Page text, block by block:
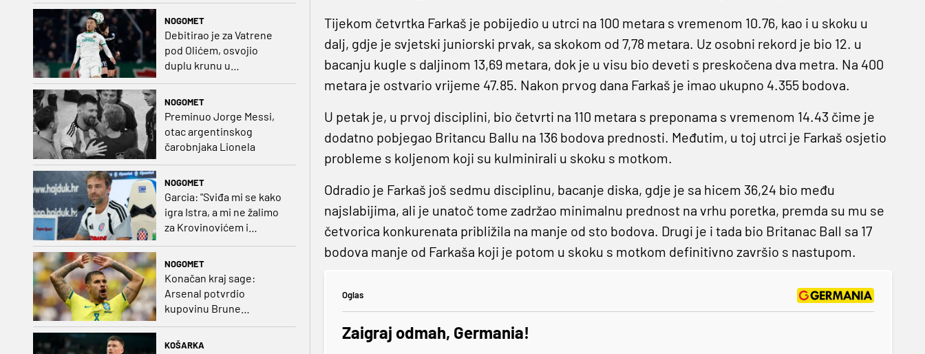
prvo kolo
NOGOMET
Debitirao je za Vatrene
pod Olićem, osvojio
duplu krunu u
Rumunjskoj pa preselio
NOGOMET
Preminuo Jorge Messi,
otac argentinskog
čarobnjaka Lionela
NOGOMET
Garcia: "Sviđa mi se kako
igra Istra, a mi ne žalimo
za Krovinovićem i
NOGOMET
Konačan kraj sage:
Arsenal potvrdio
kupovinu Brune
Guimaraesa
KOŠARKA
Tijekom četvrtka Farkaš je pobijedio u utrci na 100 metara s vremenom 10.76, kao i u skoku u
dalj, gdje je svjetski juniorski prvak, sa skokom od 7,78 metara. Uz osobni rekord je bio 12. u
bacanju kugle s daljinom 13,69 metara, dok je u visu bio deveti s preskočena dva metra. Na 400
metara je ostvario vrijeme 47.85. Nakon prvog dana Farkaš je imao ukupno 4.355 bodova.
U petak je, u prvoj disciplini, bio četvrti na 110 metara s preponama s vremenom 14.43 čime je
dodatno pobjegao Britancu Ballu na 136 bodova prednosti. Međutim, u toj utrci je Farkaš osjetio
probleme s koljenom koji su kulminirali u skoku s motkom.
Odradio je Farkaš još sedmu disciplinu, bacanje diska, gdje je sa hicem 36,24 bio među
najslabijima, ali je unatoč tome zadržao minimalnu prednost na vrhu poretka, premda su mu se
četvorica konkurenata približila na manje od sto bodova. Drugi je i tada bio Britanac Ball sa 17
bodova manje od Farkaša koji je potom u skoku s motkom definitivno završio s nastupom.
Oglas
Zaigraj odmah, Germania!